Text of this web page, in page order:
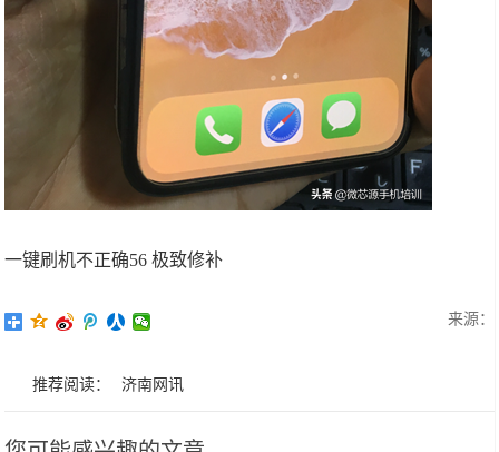
一键刷机不正确56 极致修补
来源：
推荐阅读： 济南网讯